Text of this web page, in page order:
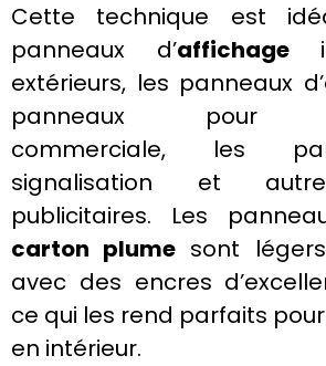
Cette technique est
panneaux d’affichage
extérieurs, les panneaux
panneaux pour
commerciale, les
signalisation et
publicitaires. Les
carton plume sont
avec des encres
ce qui les rend parfaits
en intérieur.